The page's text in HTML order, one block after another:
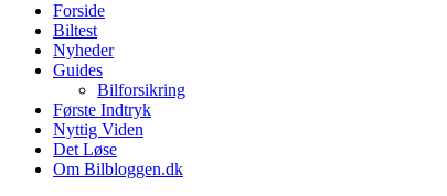
Forside
Biltest
Nyheder
Guides
Bilforsikring
Første Indtryk
Nyttig Viden
Det Løse
Om Bilbloggen.dk